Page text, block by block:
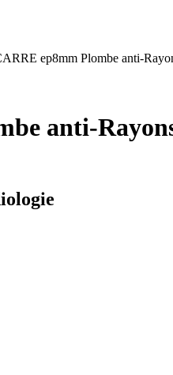
ep8mm Plombe anti-
anti-